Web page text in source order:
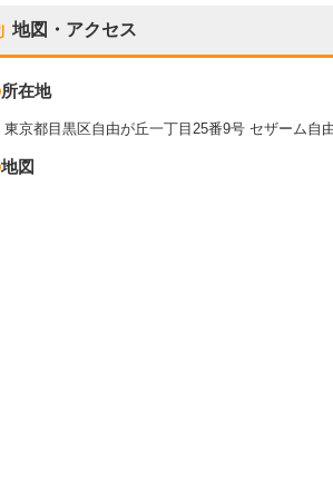
地図・アクセス
所在地
東京都目黒区自由が丘一丁目25番9号 セザーム自
地図